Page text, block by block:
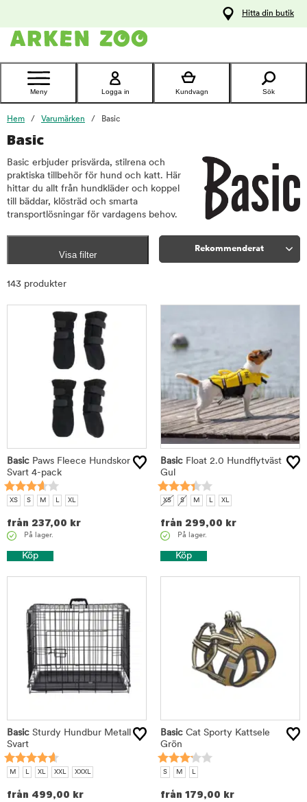
Kontakta
Hitta din butik
Meny Logga in Kundvagn Sök
Hem Varumärken Basic
Basic
Basic erbjuder prisvärda, stilrena och
praktiska tillbehör för hund och katt. Här
hittar du allt från hundkläder och koppel
till bäddar, klösträd och smarta
transportlösningar för vardagens behov.
Visa filter
Rekommenderat
143 produkter
Basic Paws Fleece Hundskor
Svart 4-pack
XS S M L XL
från 237,00 kr
På lager.
Köp
Basic Float 2.0 Hundflytväst
Gul
XS S M L XL
från 299,00 kr
På lager.
Köp
Basic Sturdy Hundbur Metall
Svart
M L XL XXL XXXL
från 499,00 kr
Basic Cat Sporty Kattsele
Grön
S M L
från 179,00 kr